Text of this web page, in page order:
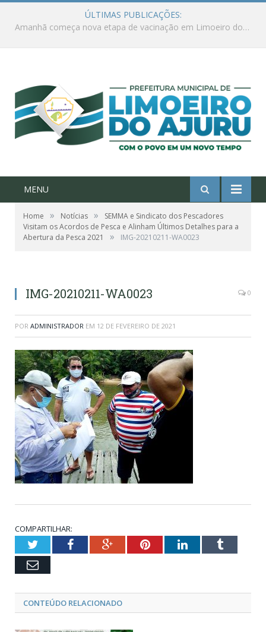
ÚLTIMAS PUBLICAÇÕES:
Ações de combate à Covid-19 na região ribeirinha de Limoeiro do Ajuru continuam
MENU
Home » Notícias »
SEMMA e Sindicato dos Pescadores
Visitam os Acordos de Pesca e Alinham Últimos Detalhes para a
Abertura da Pesca 2021
» IMG-20210211-WA0023
IMG-20210211-WA0023 0
POR ADMINISTRADOR EM 12 DE FEVEREIRO DE 2021
COMPARTILHAR:
TwitterFacebookGoogle+PinterestLinkedInTumblr
Email
CONTEÚDO RELACIONADO